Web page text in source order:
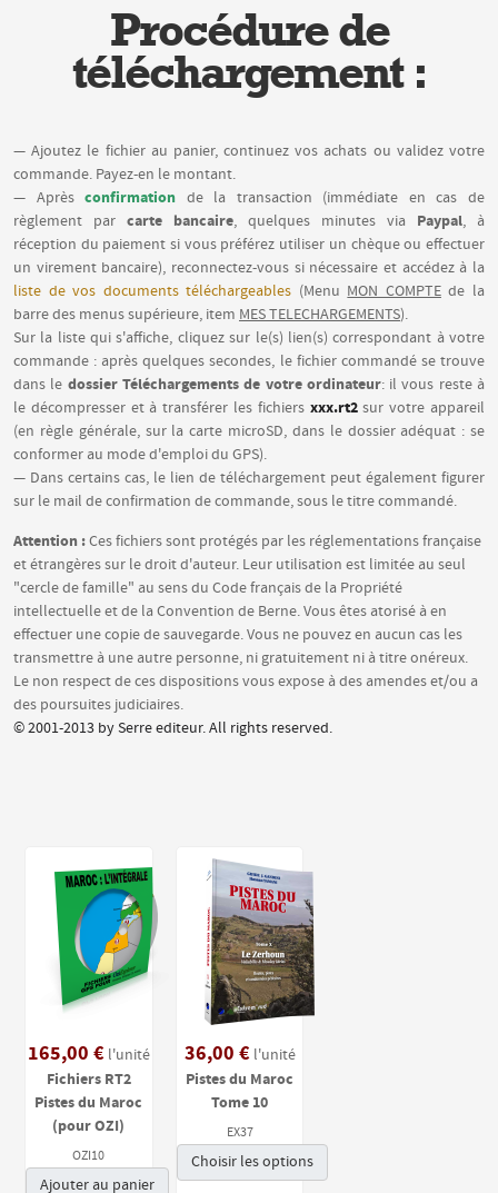
Procédure de
téléchargement :
— Ajoutez le fichier au panier, continuez vos achats ou validez votre
commande. Payez-en le montant.
— Aprèsconfirmation de la transaction (immédiate en cas de
règlement par carte bancaire, quelques minutes via Paypal, à
réception du paiement si vous préférez utiliser un chèque ou effectuer
un virement bancaire), reconnectez-vous si nécessaire et accédez à la
liste de vos documents téléchargeables (Menu MON COMPTEde la
barre des menus supérieure, item MES TELECHARGEMENTS).
Sur la liste qui s'affiche, cliquez sur le(s) lien(s) correspondant à votre
commande : après quelques secondes, le fichier commandé se trouve
dans le dossier Téléchargements de votre ordinateur: il vous reste à
le décompresser et à transférer les fichiers xxx.rt2sur votre appareil
(en règle générale, sur la carte microSD, dans le dossier adéquat : se
conformer au mode d'emploi du GPS).
— Dans certains cas, le lien de téléchargement peut également figurer
sur le mail de confirmation de commande, sous le titre commandé.
Attention :Ces fichiers sont protégés par les réglementations française
et étrangères sur le droit d'auteur. Leur utilisation est limitée au seul
"cercle de famille" au sens du Code français de la Propriété
intellectuelle et de la Convention de Berne. Vous êtes atorisé à en
effectuer une copie de sauvegarde. Vous ne pouvez en aucun cas les
transmettre à une autre personne, ni gratuitement ni à titre onéreux.
Le non respect de ces dispositions vous expose à des amendes et/ou a
des poursuites judiciaires.
© 2001-2013 by Serre editeur. All rights reserved.
165,00 € l'unité
Fichiers RT2
Pistes du Maroc
(pour OZI)
OZI10
Ajouter au panier
36,00 € l'unité
Pistes du Maroc
Tome 10
EX37
Choisir les options